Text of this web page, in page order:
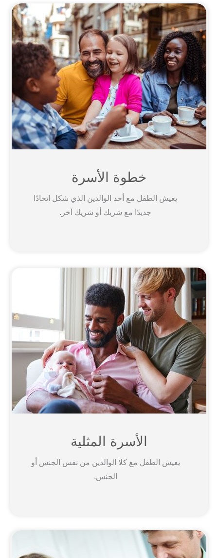
خطوة الأسرة
يعيش الطفل مع أحد الوالدين الذي شكل اتحادًا
جديدًا مع شريك أو شريك آخر.
الأسرة المثلية
يعيش الطفل مع كلا الوالدين من نفس الجنس أو
الجنس.